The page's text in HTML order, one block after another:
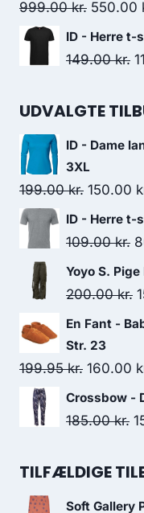
999.00kr. Original
price
was:
550.00
ID - Herre t-
149.00kr.
UDVALGTE
ID - Dame
3XL
199.00kr. Original
price
was:
150.00
ID - Herre t-
109.00kr.
Yoyo S.
200.00kr.
En Fant -
Str. 23
199.95kr. Original
price
was:
160.00
Crossbow -
185.00kr.
TILFÆLDIGE
Soft Gallery